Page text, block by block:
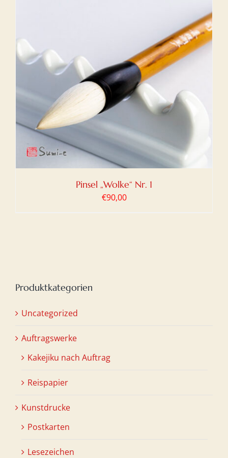
Pinsel „Wolke“ Nr. 1
€90,00
Produktkategorien
Uncategorized
Auftragswerke
Kakejiku nach Auftrag
Reispapier
Kunstdrucke
Postkarten
Lesezeichen